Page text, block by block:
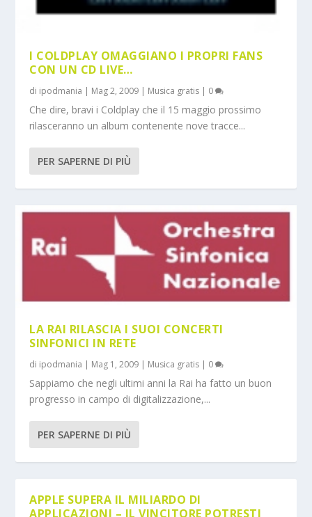
I COLDPLAY OMAGGIANO I PROPRI FANS
CON UN CD LIVE…
di ipodmania | Mag 2, 2009 | Musica gratis | 0
Che dire, bravi i Coldplay che il 15 maggio prossimo
rilasceranno un album contenente nove tracce...
PER SAPERNE DI PIÙ
LA RAI RILASCIA I SUOI CONCERTI
SINFONICI IN RETE
di ipodmania | Mag 1, 2009 | Musica gratis | 0
Sappiamo che negli ultimi anni la Rai ha fatto un buon
progresso in campo di digitalizzazione,...
PER SAPERNE DI PIÙ
APPLE SUPERA IL MILIARDO DI
APPLICAZIONI – IL VINCITORE POTRESTI